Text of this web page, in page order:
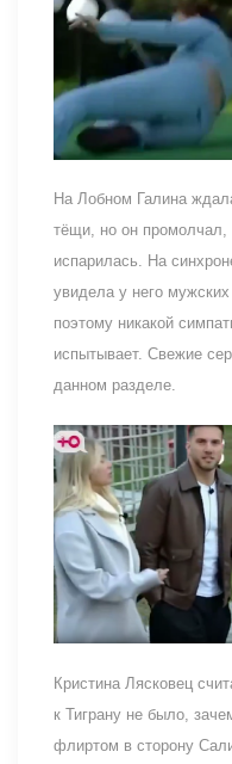
На Лобном Галина
тёщи, но он промолчал,
испарилась. На
увидела у него мужских
поэтому никакой
испытывает. Свежие
данном разделе.
Кристина Лясковец
к Тиграну не было,
флиртом в сторону